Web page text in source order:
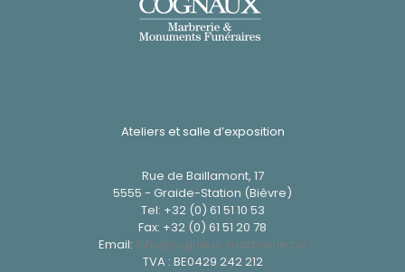
Ateliers et salle d’exposition
Rue de Baillamont, 17
5555 - Graide-Station (Bièvre)
Tel: +32 (0) 61 51 10 53
Fax: +32 (0) 61 51 20 78
Email: info@cognaux-marbrerie.be
TVA : BE0429 242 212